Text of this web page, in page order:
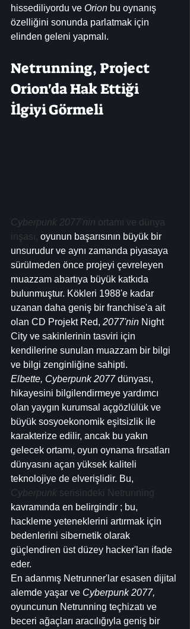
hissediliyordu ve Orion bu oynanış
özelliğini sonunda parlatmak için
elinden geleni yapmalı.
Netrunning, Project
Orion'da Hak Ettiği
İlgiyi Görmeli
Cyberpunk 2077'nin ortamı ve dünya
inşası, oyunun başarısının büyük bir
unsurudur ve aynı zamanda piyasaya
sürülmeden önce projeyi çevreleyen
muazzam abartıya büyük katkıda
bulunmuştur. Kökleri 1988'e kadar
uzanan daha geniş bir franchise'a ait
olan CD Projekt Red, 2077'nin Night
City ve sakinlerinin tasviri için
kendilerine sunulan muazzam bir bilgi
ve bilgi zenginliğine sahipti.
Elbette, Cyberpunk 2077 dünyası,
hikayesini bilgilendirmeye yardımcı
olan yaygın kurumsal açgözlülük ve
büyük sosyoekonomik eşitsizlik ile
karakterize edilir, ancak bu yakın
gelecek ortamı, oyun oynama fırsatları
dünyasını açan yüksek kaliteli
teknolojiye de elverişlidir. Bu,
Cyberpunk serisindeki Netrunning
kavramında en belirgindir ; bu,
hackleme yeteneklerini artırmak için
bedenlerini sibernetik olarak
güçlendiren üst düzey hacker'ları ifade
eder.
En adanmış Netrunner'lar esasen dijital
alemde yaşar ve Cyberpunk 2077,
oyuncunun Netrunning teçhizatı ve
beceri ağaçları aracılığıyla geniş bir